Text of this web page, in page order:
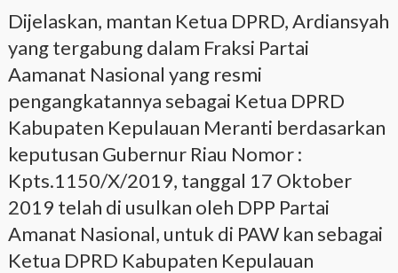
Dijelaskan, mantan Ketua DPRD, Ardiansyah
yang tergabung dalam Fraksi Partai
Aamanat Nasional yang resmi
pengangkatannya sebagai Ketua DPRD
Kabupaten Kepulauan Meranti berdasarkan
keputusan Gubernur Riau Nomor :
Kpts.1150/X/2019, tanggal 17 Oktober
2019 telah di usulkan oleh DPP Partai
Amanat Nasional, untuk di PAW kan sebagai
Ketua DPRD Kabupaten Kepulauan